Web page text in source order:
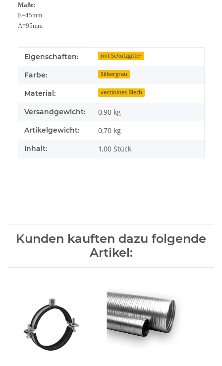
Maße:
E=45mm
A=95mm
Produkteigenschaft
Wert
Eigenschaften: mit Schutzgitter
Farbe: Silbergrau
Material: verzinktes Blech
Versandgewicht: 0,90 kg
Artikelgewicht: 0,70 kg
Inhalt: 1,00 Stück
Kunden kauften dazu folgende
Artikel: